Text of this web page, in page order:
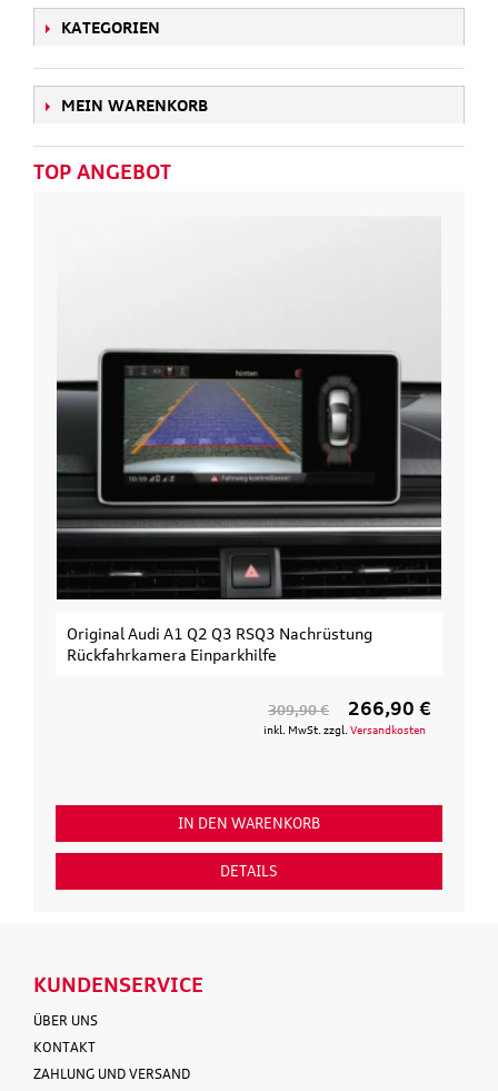
KATEGORIEN
MEIN WARENKORB
TOP ANGEBOT
Original Audi A1 Q2 Q3 RSQ3 Nachrüstung
Rückfahrkamera Einparkhilfe
309,90 € 266,90 €
inkl. MwSt. zzgl. Versandkosten
IN DEN WARENKORB
DETAILS
KUNDENSERVICE
ÜBER UNS
KONTAKT
ZAHLUNG UND VERSAND